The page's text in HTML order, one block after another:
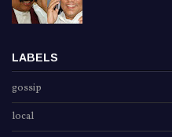
LABELS
gossip
local